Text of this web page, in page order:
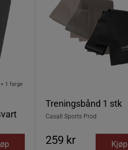
+ 1 farge
Treningsbånd 1 stk
Casall Sports Prod
259 kr Kjøp